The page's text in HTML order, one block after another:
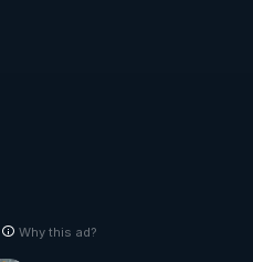
Why this ad?